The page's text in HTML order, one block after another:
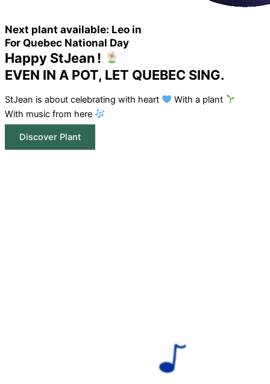
Next plant available: Leo in
For Quebec National Day
Happy StJean !
EVEN IN A POT, LET QUEBEC SING.
StJean is about celebrating with heart
With a plant
With music from here
Discover Plant